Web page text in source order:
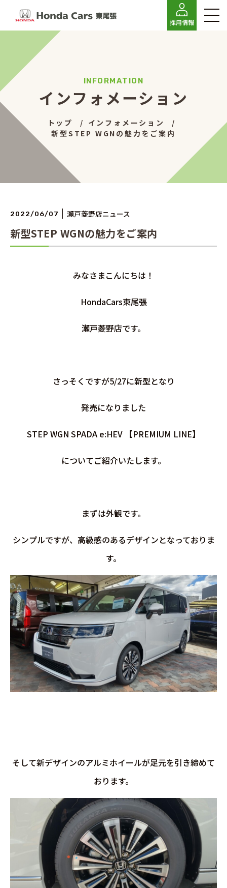
採用情報
インフォメーション
トップ
インフォメーション
新型STEP WGNの魅力をご案内
2022/06/07 瀬戸菱野店ニュース
新型STEP WGNの魅力をご案内
みなさまこんにちは！
HondaCars東尾張
瀬戸菱野店です。
さっそくですが5/27に新型となり
発売になりました
STEP WGN SPADA e:HEV 【PREMIUM LINE】
についてご紹介いたします。
まずは外観です。
シンプルですが、高級感のあるデザインとなっておりま
す。
そして新デザインのアルミホイールが足元を引き締めて
おります。